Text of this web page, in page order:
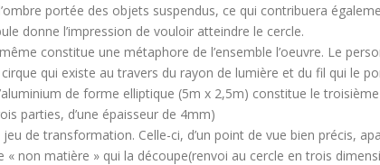
portée des objets suspendus, ce qui contribuera
donne l’impression de vouloir atteindre le cercle.
constitue une métaphore de l’ensemble l’oeuvre. Le
cirque qui existe au travers du rayon de lumière et du fil qui le
de forme elliptique (5m x 2,5m) constitue le
parties, d’une épaisseur de 4mm)
de transformation. Celle-ci, d’un point de vue bien précis,
« non matière » qui la découpe(renvoi au cercle en trois